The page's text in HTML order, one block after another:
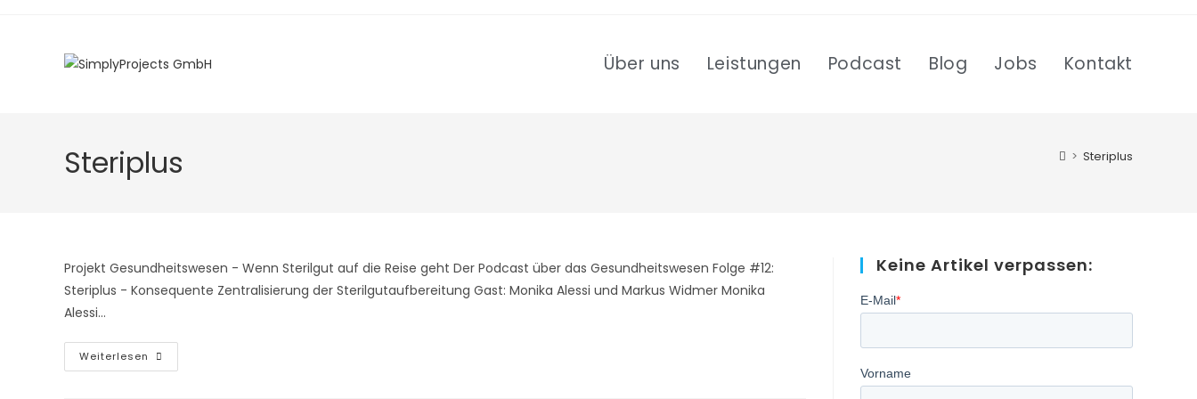
Über uns Leistungen Podcast Blog Jobs Kontakt
Steriplus > Steriplus
Projekt Gesundheitswesen - Wenn Sterilgut auf die Reise geht Der Podcast über das Gesundheitswesen Folge #12:
Steriplus - Konsequente Zentralisierung der Sterilgutaufbereitung Gast: Monika Alessi und Markus Widmer Monika
Alessi…
Weiterlesen Projekt
Gesundheitswesen
Keine Artikel verpassen: